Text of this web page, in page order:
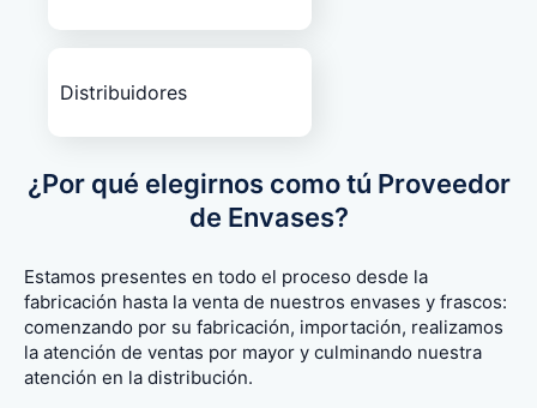
Distribuidores
¿Por qué elegirnos como tú Proveedor
de Envases?
Estamos presentes en todo el proceso desde la
fabricación hasta la venta de nuestros envases y frascos:
comenzando por su fabricación, importación, realizamos
la atención de ventas por mayor y culminando nuestra
atención en la distribución.